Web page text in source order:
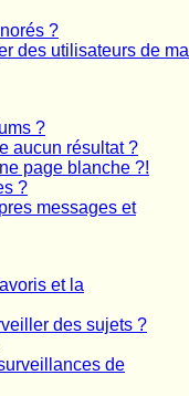
?
des utilisateurs de ma
?
aucun résultat ?
page blanche ?!
?
messages et
et la
des sujets ?
de